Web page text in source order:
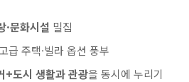
·문화시설 밀집
급 주택·빌라 옵션 풍부
+도시 생활과 관광을 동시에 누리기